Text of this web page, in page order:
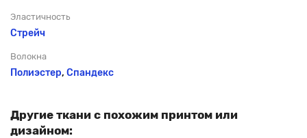
Эластичность
Стрейч
Волокна
Полиэстер, Спандекс
Другие ткани с похожим принтом или
дизайном: